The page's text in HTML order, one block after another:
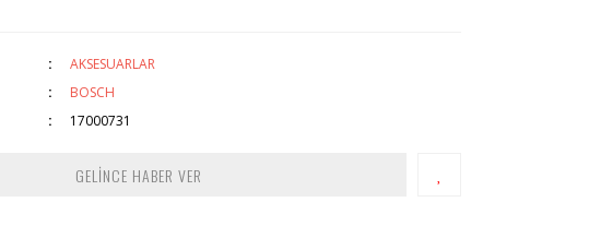
AKSESUARLAR
BOSCH
17000731
GELİNCE HABER VER